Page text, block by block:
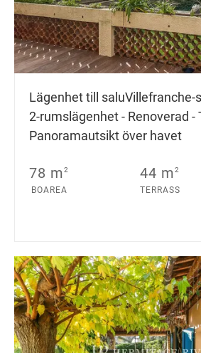
Lägenhet till saluVillefranche-
2-rumslägenhet - Renoverad -
Panoramautsikt över havet
78 m2
BOAREA
44 m2
TERRASS